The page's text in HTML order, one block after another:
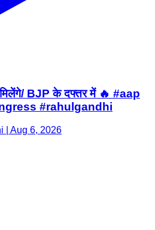
BJP के दफ्तर में 🔥 #aap
#rahulgandhi
| Aug 6, 2026